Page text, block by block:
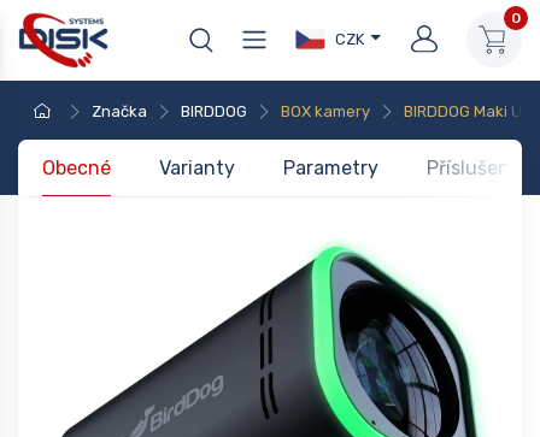
CZK
0
Značka BIRDDOG BOX kamery BIRDDOG Maki
Obecné Varianty Parametry